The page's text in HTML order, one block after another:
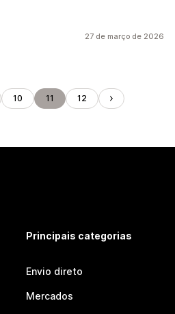
27 de março de 2026
10 11 12
Principais categorias
Envio direto
Mercados